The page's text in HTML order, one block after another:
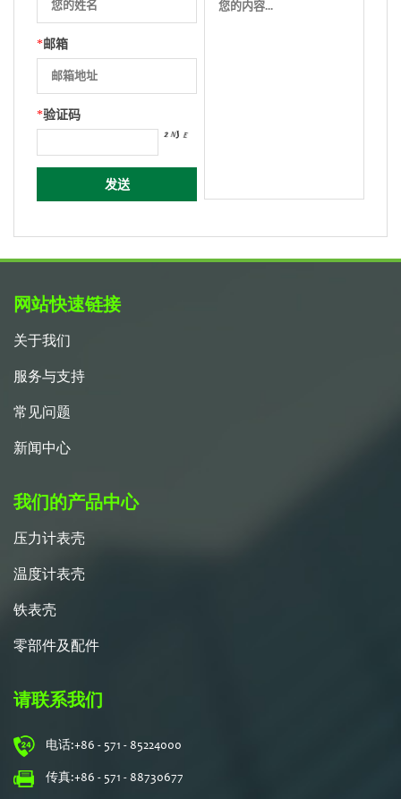
*邮箱
*验证码
网站快速链接
关于我们
服务与支持
常见问题
新闻中心
我们的产品中心
压力计表壳
温度计表壳
铁表壳
零部件及配件
请联系我们
电话:+86 - 571 - 85224000
传真:+86 - 571 - 88730677